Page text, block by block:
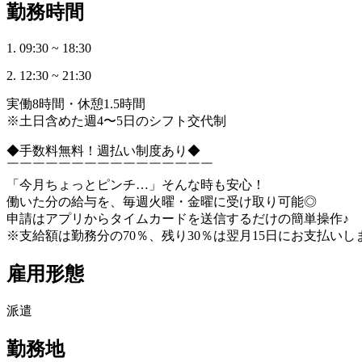
勤務時間
1. 09:30 ~ 18:30
2. 12:30 ~ 21:30
実働8時間・休憩1.5時間
※土日含めた週4〜5日のシフト交代制
◆手数料無料！週払い制度あり◆
￣￣￣￣￣￣￣￣￣￣￣￣￣￣￣￣
「今月ちょっとピンチ…」そんな時も安心！
働いた分の給与を、毎週火曜・金曜に受け取り可能◎
申請はアプリからタイムカードを送信するだけの簡単操作♪
※支給額は勤務分の70％、残り30％は翌月15日にお支払いし
雇用形態
派遣
勤務地